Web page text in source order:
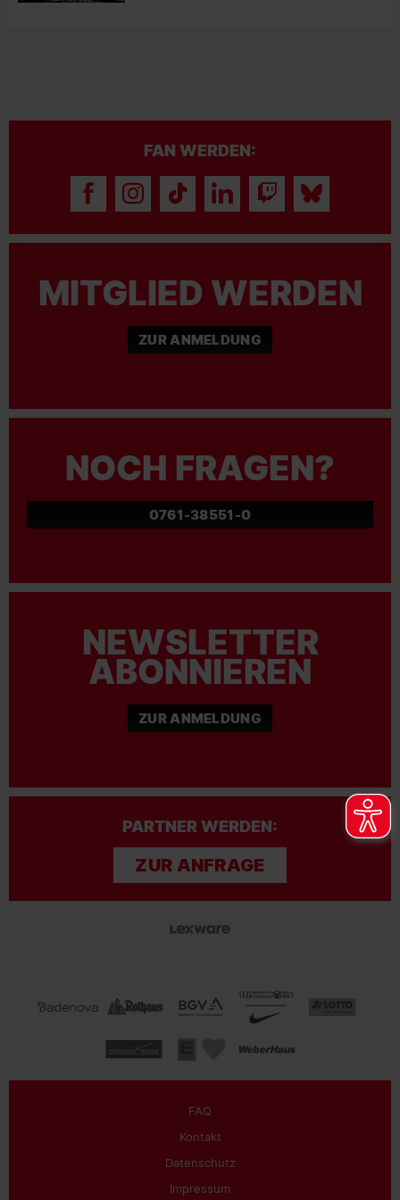
FAN WERDEN:
MITGLIED WERDEN
ZUR ANMELDUNG
NOCH FRAGEN?
0761-38551-0
NEWSLETTER
ABONNIEREN
ZUR ANMELDUNG
PARTNER WERDEN:
ZUR ANFRAGE
FAQ
Kontakt
Datenschutz
Impressum